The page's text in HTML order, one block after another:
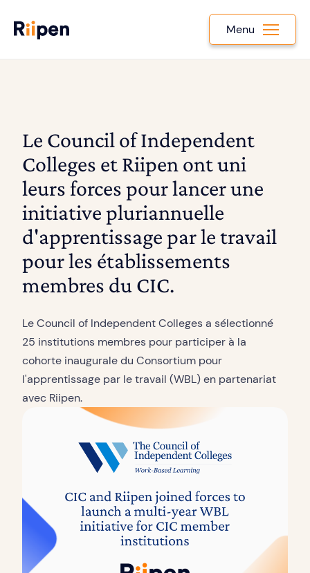
Menu
Le Council of Independent
Colleges et Riipen ont uni
leurs forces pour lancer une
initiative pluriannuelle
d'apprentissage par le travail
pour les établissements
membres du CIC.
Le Council of Independent Colleges a sélectionné
25 institutions membres pour participer à la
cohorte inaugurale du Consortium pour
l'apprentissage par le travail (WBL) en partenariat
avec Riipen.